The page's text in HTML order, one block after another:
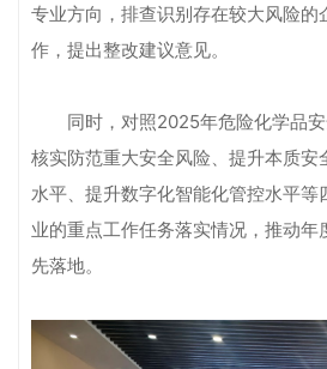
专业方向，排查识别存在较大风险的
作，提出整改建议意见。
同时，对照2025年危险化学品
核实防范重大安全风险、提升本质安
水平、提升数字化智能化管控水平等
业的重点工作任务落实情况，推动年
先落地。